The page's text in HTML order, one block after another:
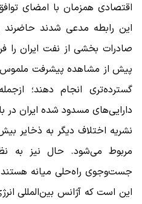
اقتصادی همزمان با امضای
این رابطه مدعی شدند حاضرند
صادرات بخشی از نفت ایران را
پیش از مشاهده پیشرفت ملموس
گسترده‌تری انجام دهند؛
دارایی‌های مسدود شده ایران
مربوط می‌شود. حال نیز به
جست‌وجوی راه‌حلی میانه
این است که آژانس بین‌المللی